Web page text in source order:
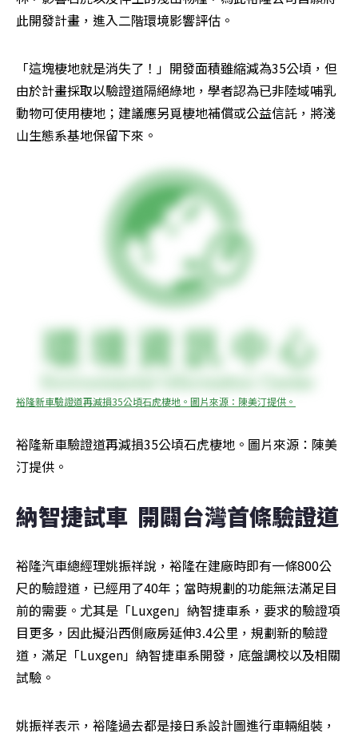
此開發計畫，進入二階環境影響評估。
「這塊棲地就是消失了！」開發面積雖縮減為35公頃，但
由於計畫採取以驗證道隔絕綠地，學者認為已非陸域哺乳
動物可使用棲地；建議應另覓棲地補償或公益信託，將淺
山生態系基地保留下來。
裕隆新車驗證道再減損35公頃石虎棲地。圖片來源：陳美汀提供。
裕隆新車驗證道再減損35公頃石虎棲地。圖片來源：陳美
汀提供。
納智捷試車  開闢台灣首條驗證道
裕隆汽車總經理姚振祥說，裕隆在建廠時即有一條800公
尺的驗證道，已經用了40年；當時規劃的功能無法滿足目
前的需要。尤其是「Luxgen」納智捷車系，要求的驗證項
目更多，因此擬沿西側廠房延伸3.4公里，規劃新的驗證
道，滿足「Luxgen」納智捷車系開發，底盤調校以及相關
試驗。
姚振祥表示，裕隆過去都是接日系設計圖進行車輛組裝，